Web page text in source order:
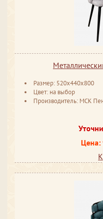
Размер: 520x440x800
Цвет: на выбор
Производитель: МСК
Цена: